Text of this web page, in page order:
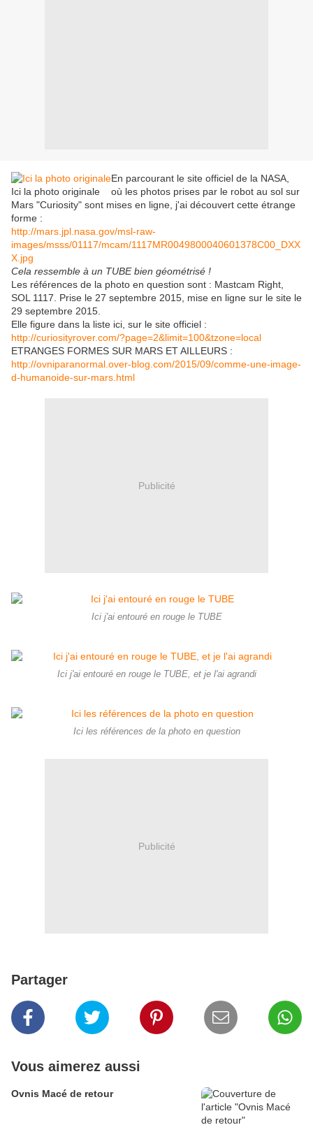
Ici la photo originale
En parcourant le site officiel de la NASA,
où les photos prises par le robot au sol sur
Mars "Curiosity" sont mises en ligne, j'ai découvert cette étrange
forme :
http://mars.jpl.nasa.gov/msl-raw-
images/msss/01117/mcam/1117MR0049800040601378C00_DXX
X.jpg
Cela ressemble à un TUBE bien géométrisé !
Les références de la photo en question sont : Mastcam Right,
SOL 1117. Prise le 27 septembre 2015, mise en ligne sur le site le
29 septembre 2015.
Elle figure dans la liste ici, sur le site officiel :
http://curiosityrover.com/?page=2&limit=100&tzone=local
ETRANGES FORMES SUR MARS ET AILLEURS :
http://ovniparanormal.over-blog.com/2015/09/comme-une-image-
d-humanoide-sur-mars.html
Publicité
Ici j'ai entouré en rouge le TUBE
Ici j'ai entouré en rouge le TUBE, et je l'ai agrandi
Ici les références de la photo en question
Publicité
Partager
Vous aimerez aussi
Ovnis Macé de retour